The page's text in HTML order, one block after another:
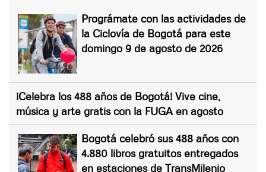
Prográmate con las actividades de
la Ciclovía de Bogotá para este
domingo 9 de agosto de 2026
¡Celebra los 488 años de Bogotá! Vive cine,
música y arte gratis con la FUGA en agosto
Bogotá celebró sus 488 años con
4.880 libros gratuitos entregados
en estaciones de TransMilenio